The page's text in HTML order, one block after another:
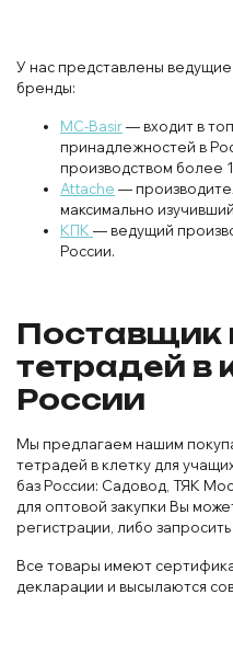
У нас представлены
бренды:
MC-Basir— входит в
принадлежностей в
производством более
Attache —
максимально
КПК — ведущий
России.
Поставщик
тетрадей в
России
Мы предлагаем нашим
тетрадей в клетку для
баз России: Садовод, ТЯК
для оптовой закупки Вы
регистрации, либо запросить
Все товары имеют
декларации и высылаются